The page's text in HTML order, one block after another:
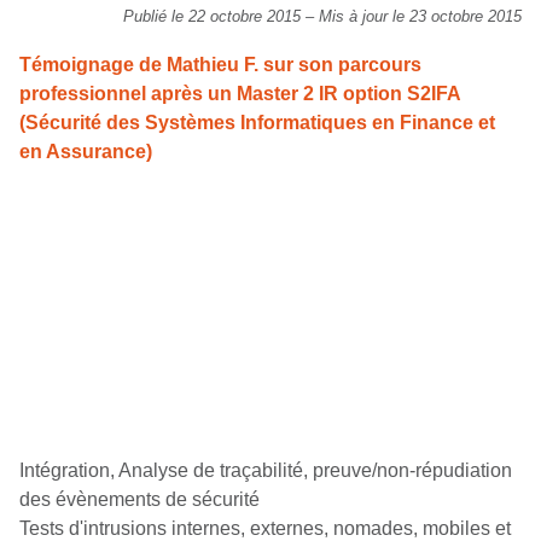
Publié le 22 octobre 2015 – Mis à jour le 23 octobre 2015
Témoignage de Mathieu F. sur son parcours
professionnel après un Master 2 IR option S2IFA
(Sécurité des Systèmes Informatiques en Finance et
en Assurance)
Intégration, Analyse de traçabilité, preuve/non-répudiation
des évènements de sécurité
Tests d'intrusions internes, externes, nomades, mobiles et